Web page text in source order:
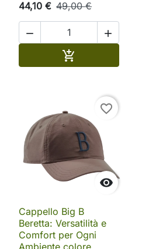
44,10 € 49,00 €
 


favorite_border
Cappello Big B
Beretta: Versatilità e
Comfort per Ogni
Ambiente colore